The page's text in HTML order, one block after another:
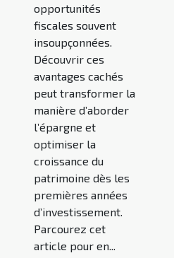
opportunités
fiscales souvent
insoupçonnées.
Découvrir ces
avantages cachés
peut transformer la
manière d’aborder
l’épargne et
optimiser la
croissance du
patrimoine dès les
premières années
d’investissement.
Parcourez cet
article pour en...